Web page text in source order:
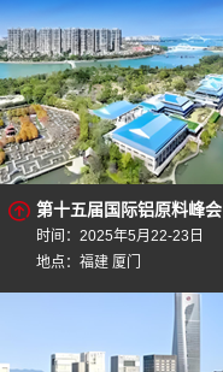
第十五届国际铝原料峰会
时间：2025年5月22-23日
地点：福建 厦门